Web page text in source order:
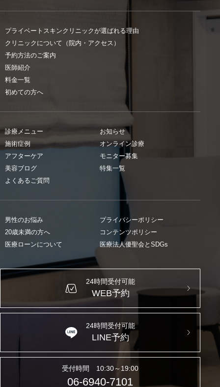
プライベートスキンクリニックが選ばれる理由
クリニックについて（院内・アクセス）
予約方法のご案内
医師紹介
料金一覧
初めての方へ
診療メニュー
施術症例
アフターケア
美容ブログ
よくあるご質問
お知らせ
オンライン診療
モニター募集
特集一覧
男性のお悩み
20歳未満の方へ
医療ローンについて
プライバシーポリシー
コンテンツポリシー
医療法人優聖会とSDGs
24時間受付可能
WEB予約
24時間受付可能
LINE予約
受付時間 10:30～19:00
06-6940-7101